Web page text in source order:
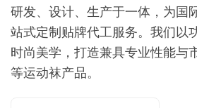
研发、设计、生产于一体，为国
站式定制贴牌代工服务。我们以
时尚美学，打造兼具专业性能与
等运动袜产品。